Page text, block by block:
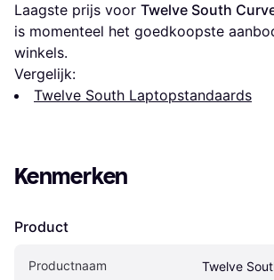
Laagste prijs voor Twelve South
is momenteel het goedkoopste
winkels.
Vergelijk:
Twelve South Laptopstandaards
Kenmerken
Product
Productnaam Twelve